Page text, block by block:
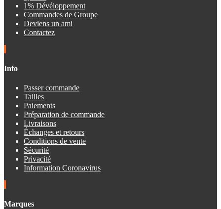
1% Dévéloppement
Commandes de Groupe
Deviens un ami
Contactez
Info
Passer commande
Tailles
Paiements
Préparation de commande
Livraisons
Échanges et retours
Conditions de vente
Sécurité
Privacité
Information Coronavirus
Marques